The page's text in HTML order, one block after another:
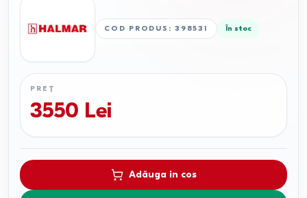
COD PRODUS :398531 În stoc
PREȚ
3550 Lei
Adăuga in cos